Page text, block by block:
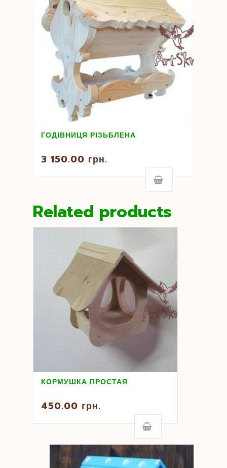
ГОДІВНИЦЯ РІЗЬБЛЕНА
3 150.00 грн.
Related products
КОРМУШКА ПРОСТАЯ
450.00 грн.